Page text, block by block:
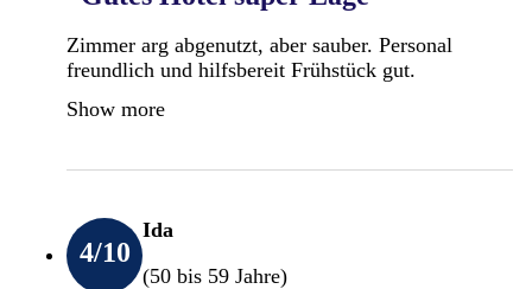
Zimmer arg abgenutzt, aber sauber. Personal
freundlich und hilfsbereit Frühstück gut.
Show more
4/10
Ida
(50 bis 59 Jahre)